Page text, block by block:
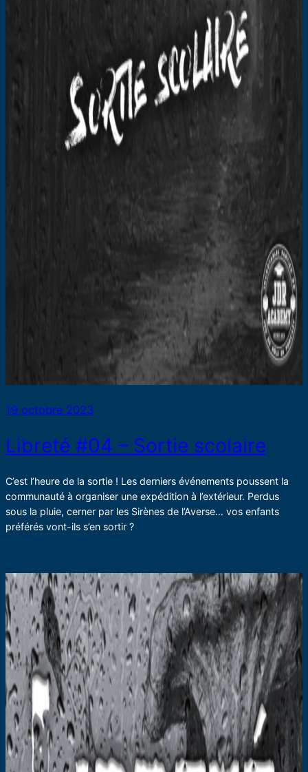
19 octobre 2023
Libreté #04 – Sortie scolaire
C’est l’heure de la sortie ! Les derniers événements poussent la
communauté à organiser une expédition à l’extérieur. Perdus
sous la pluie, cerner par les Sirènes de l’Averse… vos enfants
préférés vont-ils s’en sortir ?